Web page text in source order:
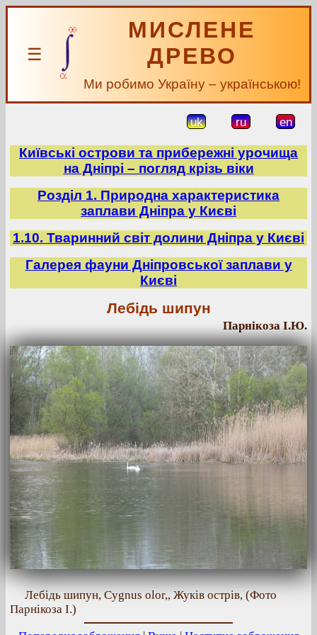
☰
МИСЛЕНЕ
ДРЕВО
Ми робимо Україну – українською!
uk ru en
Київські острови та прибережні урочища
на Дніпрі – погляд крізь віки
Розділ 1. Природна характеристика
заплави Дніпра у Києві
1.10. Тваринний світ долини Дніпра у Києві
Галерея фауни Дніпровської заплави у
Києві
Лебідь шипун
Парнікоза І.Ю.
Лебідь шипун, Cygnus olor,, Жуків острів, (Фото
Парнікоза І.)